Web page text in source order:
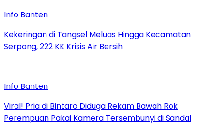
Info Banten
Kekeringan di Tangsel Meluas Hingga Kecamatan
Serpong, 222 KK Krisis Air Bersih
Info Banten
Viral! Pria di Bintaro Diduga Rekam Bawah Rok
Perempuan Pakai Kamera Tersembunyi di Sandal